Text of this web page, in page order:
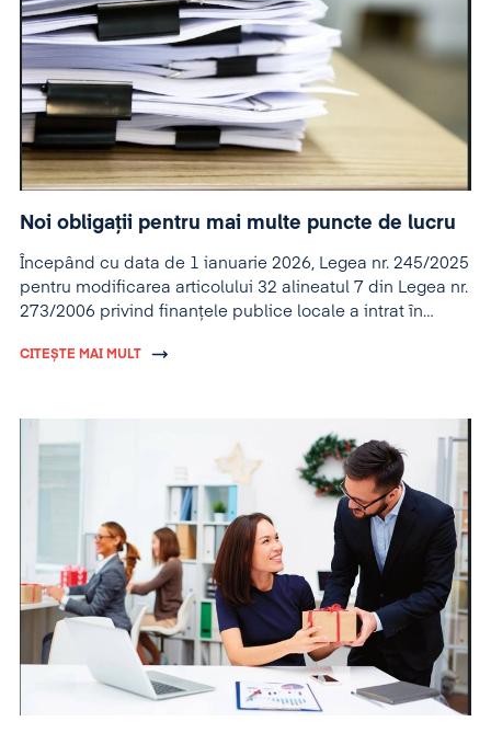
Noi obligații pentru mai multe puncte de lucru
Începând cu data de 1 ianuarie 2026, Legea nr. 245/2025
pentru modificarea articolului 32 alineatul 7 din Legea nr.
273/2006 privind finanțele publice locale a intrat în
CITEȘTE MAI MULT